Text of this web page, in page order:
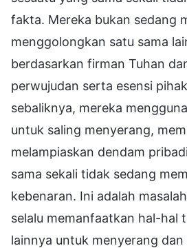
fakta. Mereka bukan sedang
menggolongkan satu sama
berdasarkan firman Tuhan
perwujudan serta esensi
sebaliknya, mereka
untuk saling menyerang,
melampiaskan dendam
sama sekali tidak sedang
kebenaran. Ini adalah
selalu memanfaatkan hal-hal
lainnya untuk menyerang